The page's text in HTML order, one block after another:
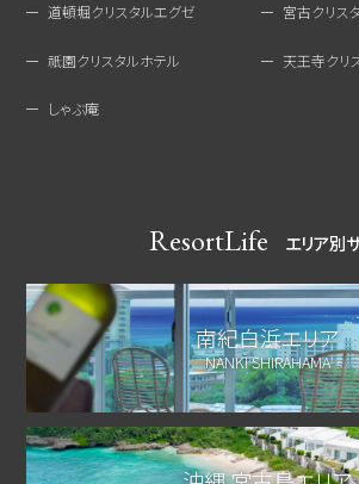
道頓堀クリスタルエグゼ 宮古クリス
祇園クリスタルホテル 天王寺クリ
しゃぶ庵
ResortLife エリア別
南紀白浜エリア
NANKI SHIRAHAMA